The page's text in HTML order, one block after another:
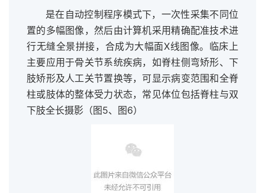
是在自动控制程序模式下，一次性采集不同位
置的多幅图像，然后由计算机采用精确配准技术进
行无缝全景拼接，合成为大幅面X线图像。临床上
主要应用于骨关节系统疾病，如脊柱侧弯矫形、下
肢矫形及人工关节置换等，可显示病变范围和全脊
柱或肢体的整体受力状态，常见体位包括脊柱与双
下肢全长摄影（图5、图6）